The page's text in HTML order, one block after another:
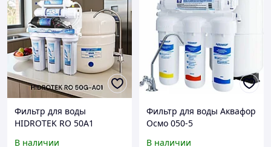
Фильтр для воды
HIDROTEK RO 50A1
В наличии
Фильтр для воды Аквафор
Осмо 050-5
В наличии